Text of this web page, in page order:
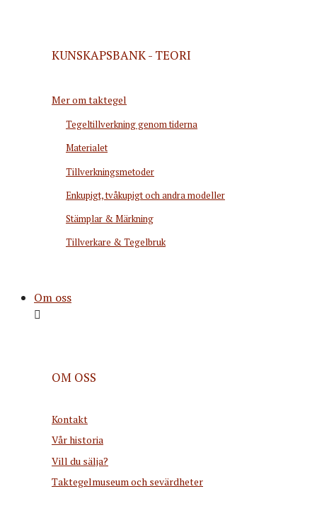
KUNSKAPSBANK - TEORI
Mer om taktegel
Tegeltillverkning genom tiderna
Materialet
Tillverkningsmetoder
Enkupigt, tvåkupigt och andra modeller
Stämplar & Märkning
Tillverkare & Tegelbruk
Om oss
OM OSS
Kontakt
Vår historia
Vill du sälja?
Taktegelmuseum och sevärdheter